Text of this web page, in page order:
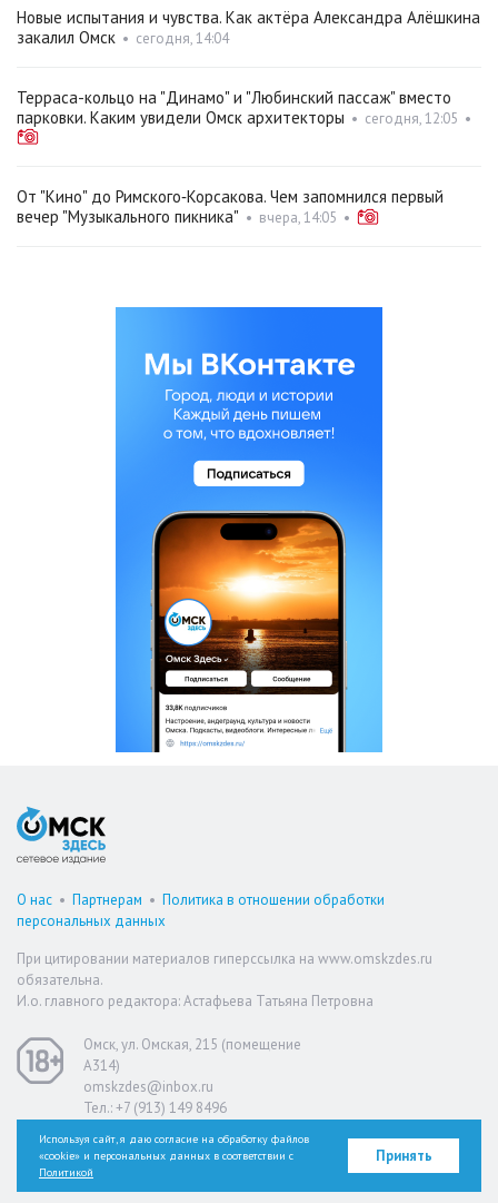
Новые испытания и чувства. Как актёра Александра Алёшкина
закалил Омск • сегодня, 14:04
Терраса-кольцо на "Динамо" и "Любинский пассаж" вместо
парковки. Каким увидели Омск архитекторы • сегодня, 12:05 •
От "Кино" до Римского‑Корсакова. Чем запомнился первый
вечер "Музыкального пикника" • вчера, 14:05 •
О нас • Партнерам • Политика в отношении обработки
персональных данных
При цитировании материалов гиперссылка на www.omskzdes.ru
обязательна.
И.о. главного редактора: Астафьева Татьяна Петровна
Омск, ул. Омская, 215 (помещение
А314)
omskzdes@inbox.ru
Тел.: +7 (913) 149 8496
Версия для слабовидящих
Используя сайт, я даю согласие на обработку файлов
«cookie» и персональных данных в соответствии с
Политикой
Принять